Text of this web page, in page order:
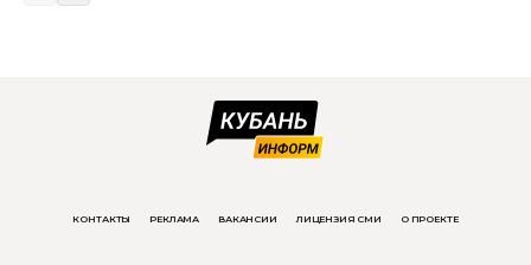
КОНТАКТЫ РЕКЛАМА ВАКАНСИИ ЛИЦЕНЗИЯ СМИ О ПРОЕКТЕ